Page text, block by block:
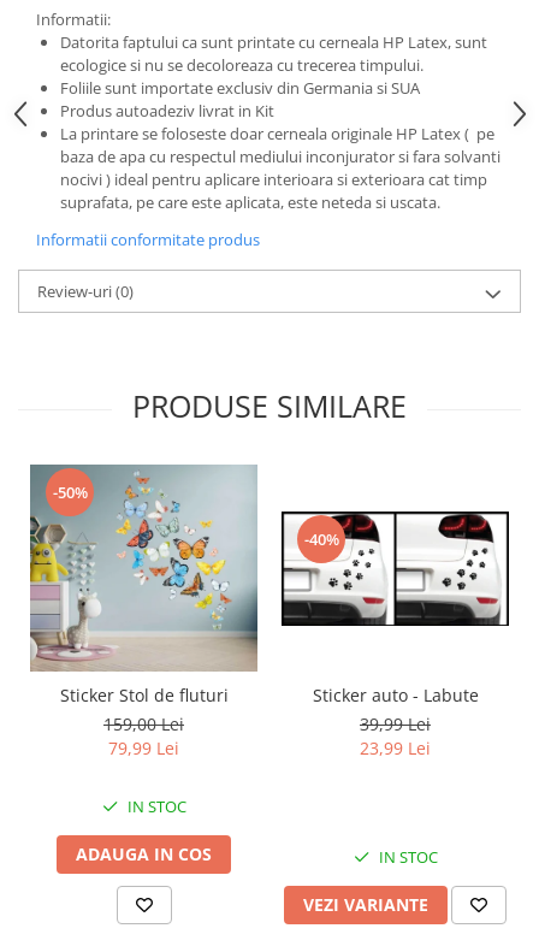
Baby on board
Florale
Motive
Pachete
Pentru femei
Stickere pereche
Stickere imprimate
Copii
Stickere cu efect 3D
Stickere PVC
Informatii:
Datorita faptului ca sunt printate cu cerneala HP Latex, sunt
ecologice si nu se decoloreaza cu trecerea timpului.
Foliile sunt importate exclusiv din Germania si SUA
Produs autoadeziv livrat in Kit
La printare se foloseste doar cerneala originale HP Latex ( pe
baza de apa cu respectul mediului inconjurator si fara solvanti
nocivi ) ideal pentru aplicare interioara si exterioara cat timp
suprafata, pe care este aplicata, este neteda si uscata.
Informatii conformitate produs
Review-uri(0)
PRODUSE SIMILARE
-50%
Sticker Stol de fluturi
159,00 Lei
79,99 Lei
IN STOC
ADAUGA IN COS
-40%
Sticker auto - Labute
39,99 Lei
23,99 Lei
IN STOC
VEZI VARIANTE